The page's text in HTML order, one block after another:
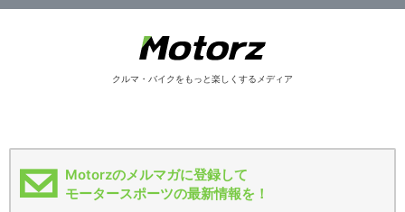
クルマ・バイクをもっと楽しくするメディア
Motorzのメルマガに登録して
モータースポーツの最新情報を！